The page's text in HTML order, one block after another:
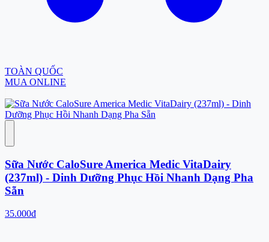
TOÀN QUỐC
MUA ONLINE
Sữa Nước CaloSure America Medic VitaDairy
(237ml) - Dinh Dưỡng Phục Hồi Nhanh Dạng Pha
Sẵn
35.000đ